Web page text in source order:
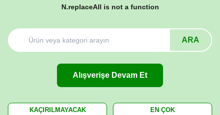
N.replaceAll is not a function
ARA
Alışverişe Devam Et
KAÇIRILMAYACAK
EN ÇOK